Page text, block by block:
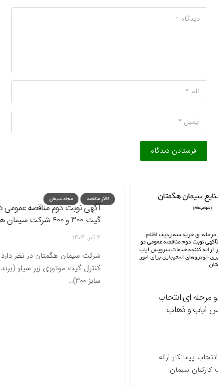
فرستادن دیدگاه
ای انتخاب
و ذهاب
ارائه
سیمان
تالار مناقصه مجله سیمان
آگهی نوبت دوم مناقصه عمومی دو
گیت ۳۰۰ و ۴۰۰ شرکت سیمان هگمتان